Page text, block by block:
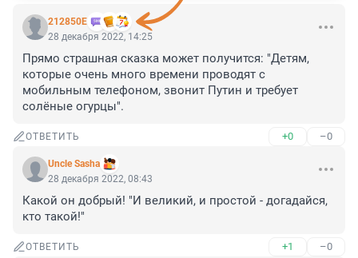
212850Е
28 декабря 2022, 14:25
Прямо страшная сказка может получится: "Детям,
которые очень много времени проводят с
мобильным телефоном, звонит Путин и требует
солёные огурцы".
ОТВЕТИТЬ +0 –0
Uncle Sasha
28 декабря 2022, 08:43
Какой он добрый! "И великий, и простой - догадайся,
кто такой!"
ОТВЕТИТЬ +1 –0